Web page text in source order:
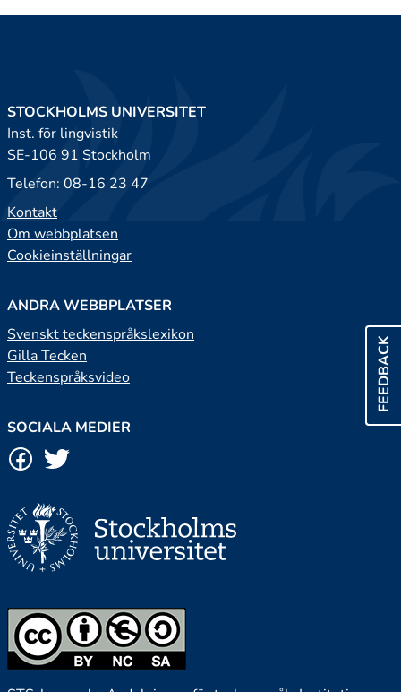
FEEDBACK
STOCKHOLMS UNIVERSITET
Inst. för lingvistik
SE-106 91 Stockholm
Telefon: 08-16 23 47
Kontakt
Om webbplatsen
Cookieinställningar
ANDRA WEBBPLATSER
Svenskt teckenspråkslexikon
Gilla Tecken
Teckenspråksvideo
SOCIALA MEDIER